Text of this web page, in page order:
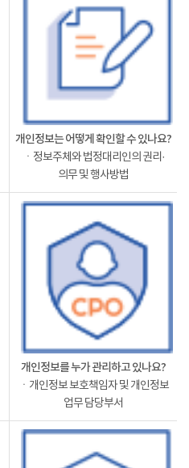
개인정보는 어떻게 확인할 수 있나요?
ㆍ정보주체와 법정대리인의 권리·
의무 및 행사방법
개인정보를 누가 관리하고 있나요?
ㆍ개인정보 보호책임자 및 개인정보
업무 담당부서